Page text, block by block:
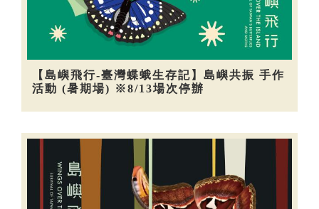
【島嶼飛行-臺灣蝶蛾生存記】島嶼共振 手作
活動 (暑期場) ※8/13場次停辦